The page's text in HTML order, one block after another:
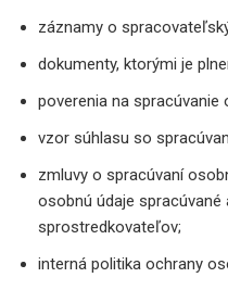
záznamy o
dokumenty, ktorými je
poverenia na spracúvanie
vzor súhlasu so
zmluvy o spracúvaní
osobnú údaje
sprostredkovateľov;
interná politika ochrany